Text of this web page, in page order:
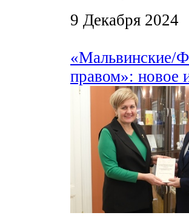
9 Декабря 2024
«Мальвинские/
правом»: новое